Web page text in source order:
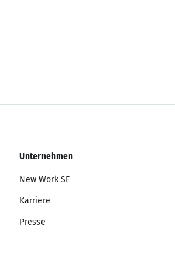
Unternehmen
New Work SE
Karriere
Presse